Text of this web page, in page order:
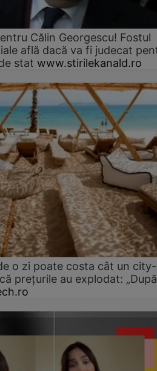
Călin Georgescu! Fostul
află dacă va fi judecat
stat www.stirilekanald.ro
o zi poate costa cât un city-
prețurile au explodat: